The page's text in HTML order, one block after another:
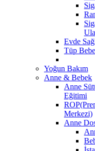
Evde
Tüp
Yoğun Bakım
Anne & Bebek
Anne
Eğitimi
Merkezi)
Anne